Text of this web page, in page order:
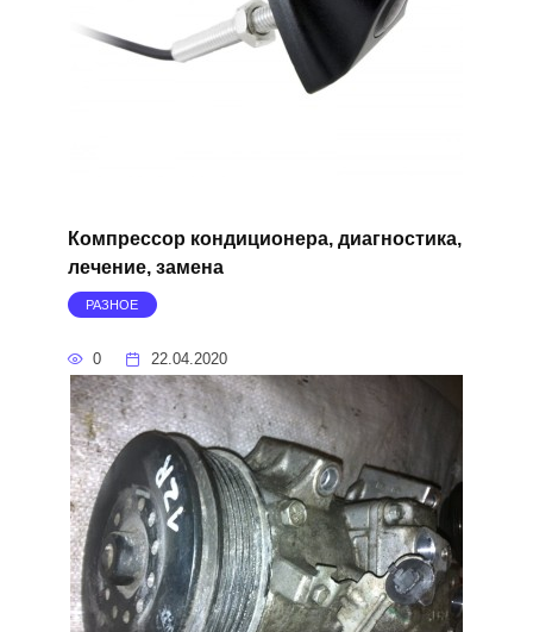
Компрессор кондиционера, диагностика,
лечение, замена
РАЗНОЕ
0 22.04.2020